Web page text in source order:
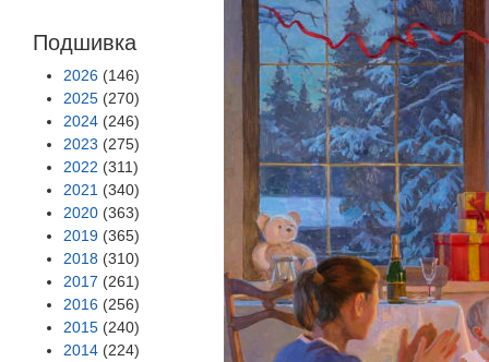
Подшивка
2026 (146)
2025 (270)
2024 (246)
2023 (275)
2022 (311)
2021 (340)
2020 (363)
2019 (365)
2018 (310)
2017 (261)
2016 (256)
2015 (240)
2014 (224)